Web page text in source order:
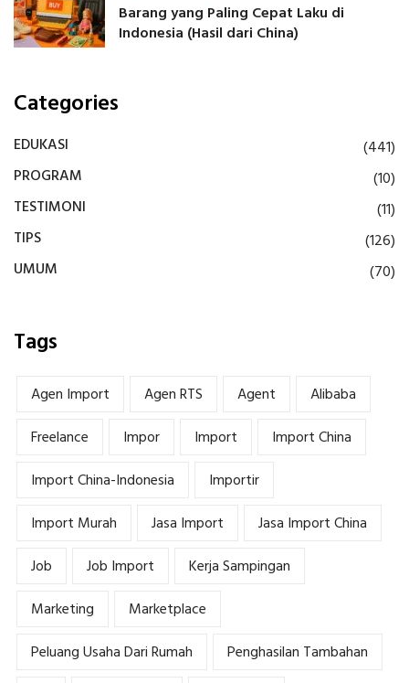
Barang yang Paling Cepat Laku di
Indonesia (Hasil dari China)
Categories
EDUKASI
(441)
PROGRAM
(10)
TESTIMONI
(11)
TIPS
(126)
UMUM
(70)
Tags
Agen Import Agen RTS Agent
Alibaba
Freelance
Impor Import
Import China
Import China-Indonesia
Importir
Import Murah
Jasa Import
Jasa Import China
Job
Job Import
Kerja Sampingan
Marketing
Marketplace
Peluang Usaha Dari Rumah
Penghasilan Tambahan